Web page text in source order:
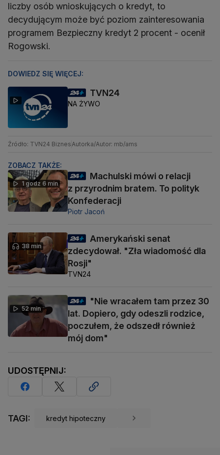
liczby osób wnioskujących o kredyt, to
decydującym może być poziom zainteresowania
programem Bezpieczny kredyt 2 procent - ocenił
Rogowski.
DOWIEDZ SIĘ WIĘCEJ:
TVN24
NA ŻYWO
Źródło: TVN24 BiznesAutorka/Autor: mb/ams
ZOBACZ TAKŻE:
1 godz 6 min
Machulski mówi o relacji
z przyrodnim bratem. To polityk
Konfederacji
Piotr Jacoń
38 min
Amerykański senat
zdecydował. "Zła wiadomość dla
Rosji"
TVN24
52 min
"Nie wracałem tam przez 30
lat. Dopiero, gdy odeszli rodzice,
poczułem, że odszedł również
mój dom"
UDOSTĘPNIJ:
TAGI: kredyt hipoteczny